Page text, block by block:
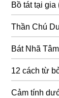
Bồ tát tại
Thần Chú
Bát Nhã
12 cách từ
Cảm tính